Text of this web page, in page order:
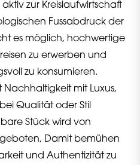
zur Kreislaufwirtschaft
Fussabdruck der
es möglich, hochwertige
zu erwerben und
zu konsumieren.
Nachhaltigkeit mit Luxus,
Qualität oder Stil
Stück wird von
Damit bemühen
und Authentizität zu